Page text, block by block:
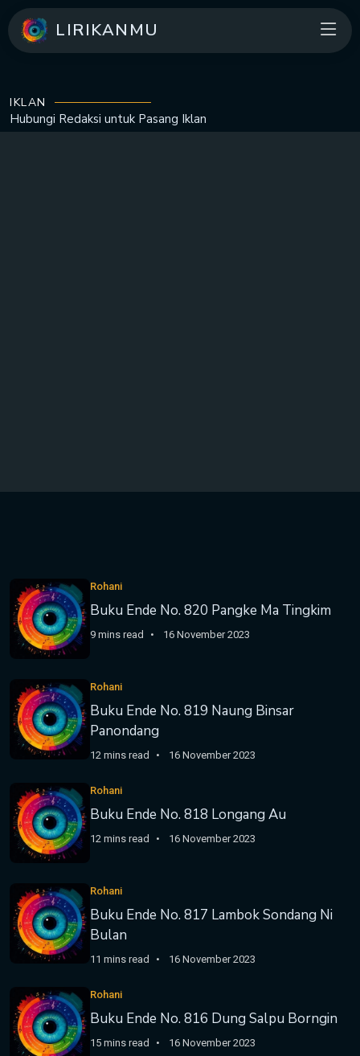
LIRIKANMU
IKLAN
Hubungi Redaksi untuk Pasang Iklan
Rohani
Buku Ende No. 820 Pangke Ma Tingkim
9 mins read 16 November 2023
Rohani
Buku Ende No. 819 Naung Binsar
Panondang
12 mins read 16 November 2023
Rohani
Buku Ende No. 818 Longang Au
12 mins read 16 November 2023
Rohani
Buku Ende No. 817 Lambok Sondang Ni
Bulan
11 mins read 16 November 2023
Rohani
Buku Ende No. 816 Dung Salpu Borngin
15 mins read 16 November 2023